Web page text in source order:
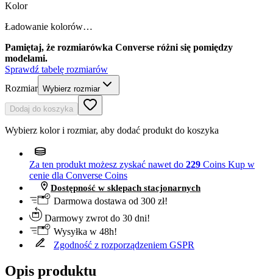
Kolor
Ładowanie kolorów…
Pamiętaj, że rozmiarówka Converse różni się pomiędzy
modelami.
Sprawdź tabelę rozmiarów
Rozmiar Wybierz rozmiar
Dodaj do koszyka
Wybierz kolor i rozmiar, aby dodać produkt do koszyka
Za ten produkt możesz zyskać nawet do 229 Coins Kup w
cenie dla Converse Coins
Dostępność w sklepach stacjonarnych
Darmowa dostawa od 300 zł!
Darmowy zwrot do 30 dni!
Wysyłka w 48h!
Zgodność z rozporządzeniem GSPR
Opis produktu